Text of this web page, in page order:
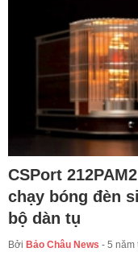
CSPort
chạy bóng đèn
bộ dàn tụ
Bởi Bảo Châu News - 5 năm